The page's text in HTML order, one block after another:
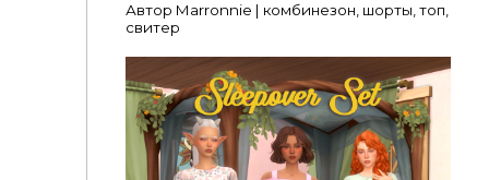
Автор Marronnie | комбинезон, шорты, топ,
свитер